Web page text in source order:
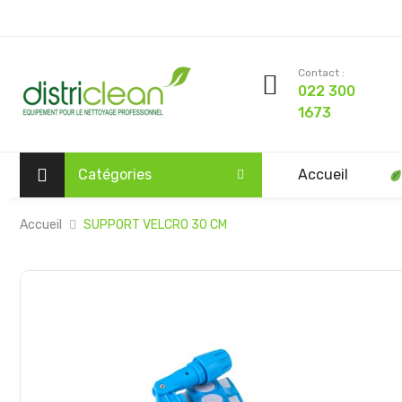
Contact :
022 300
1673
Catégories Accueil
Accueil SUPPORT VELCRO 30 CM
Passer